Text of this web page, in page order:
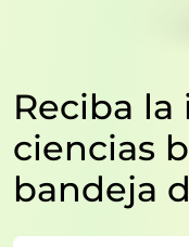
Reciba
ciencias
bandeja